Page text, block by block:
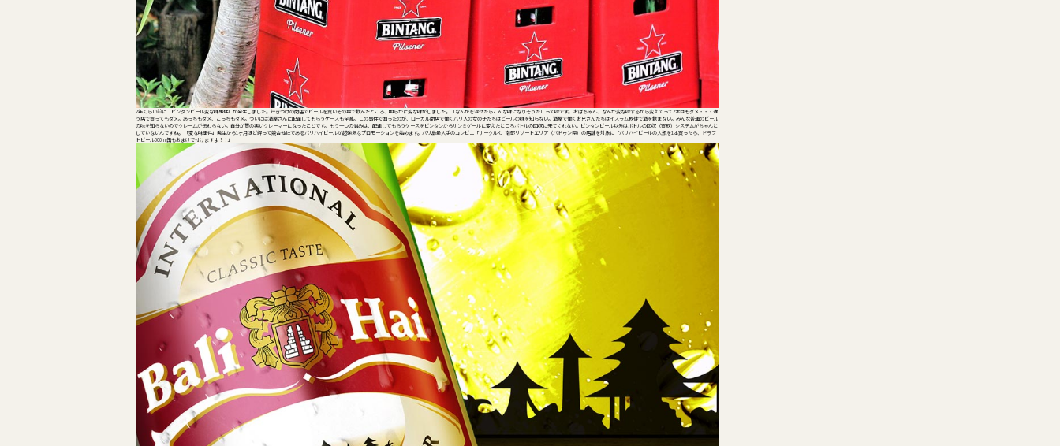
2年くらい前に「ビンタンビール変な味事件」が発生しました。行きつけの商店でビールを買いその場で飲んだところ、明らかに変な味がしました。「なんかを混ぜたらこんな味になりそうだ」って味です。 おばちゃん、なんか変な味するから変えてって2本目もダメ・・・違
う店で買ってもダメ。あっちもダメ、こっちもダメ。ついには酒屋さんに配達してもらうケースも全滅。 この事件で困ったのが、ローカル商店で働くバリ人の女の子たちはビールの味を知らない。酒屋で働くお兄さんたちはイスラム教徒で酒を飲まない。みんな普通のビール
の味を知らないのでクレームが伝わらない。自分が質の悪いクレーマーになったことです。 もう一つの悩みは、配達してもらうケースをビンタンからサンミゲールに変えたところボトルの回収に来てくれない。ビンタンビール以外はボトルの回収（買取）システムがちゃんと
していないんですね。 「変な味事件」発生から1ヶ月ほど経って競合他社であるバリハイビールが超強気なプロモーションを始めます。バリ島最大手のコンビニ「サークルK」南部リゾートエリア（バドゥン県）の店舗を対象に「バリハイビールの大瓶を1本買ったら、ドラフ
トビール500ml缶もおまけで付けますよ！！」